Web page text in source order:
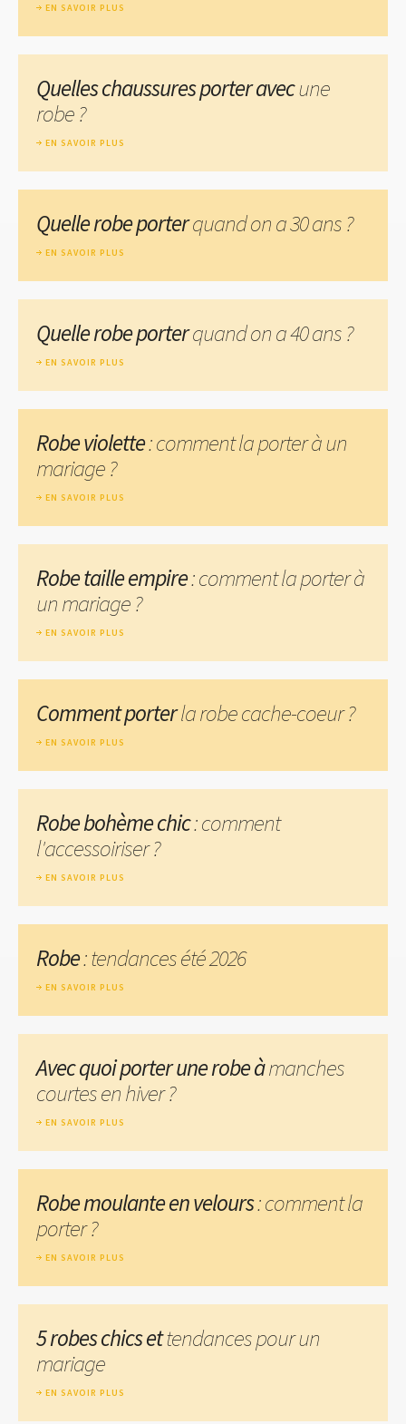
EN SAVOIR PLUS
Quelles chaussures porter avecune
robe ?
EN SAVOIR PLUS
Quelle robe porterquand on a 30 ans ?
EN SAVOIR PLUS
Quelle robe porterquand on a 40 ans ?
EN SAVOIR PLUS
Robe violette: comment la porter à un
mariage ?
EN SAVOIR PLUS
Robe taille empire: comment la porter à
un mariage ?
EN SAVOIR PLUS
Comment porterla robe cache-coeur ?
EN SAVOIR PLUS
Robe bohème chic: comment
l'accessoiriser ?
EN SAVOIR PLUS
Robe: tendances été 2026
EN SAVOIR PLUS
Avec quoi porter une robe àmanches
courtes en hiver ?
EN SAVOIR PLUS
Robe moulante en velours: comment la
porter ?
EN SAVOIR PLUS
5 robes chics ettendances pour un
mariage
EN SAVOIR PLUS